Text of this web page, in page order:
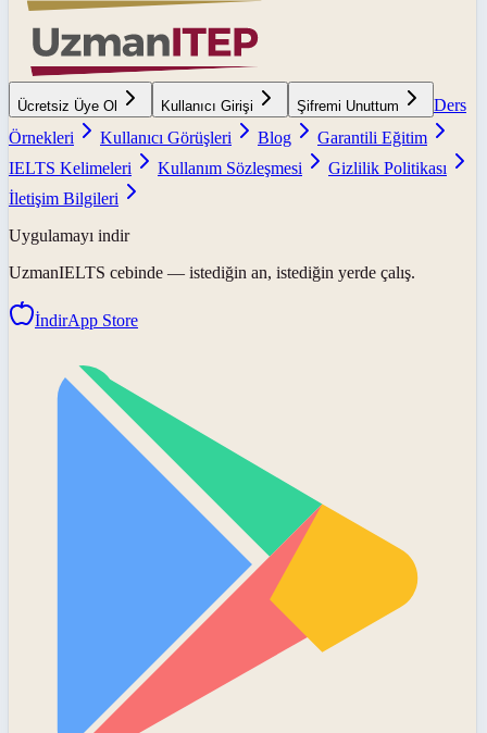
Ücretsiz Üye Ol Kullanıcı Girişi Şifremi Unuttum
Ders
Örnekleri
Kullanıcı Görüşleri Blog
Garantili Eğitim
IELTS Kelimeleri
Kullanım Sözleşmesi
Gizlilik Politikası
İletişim Bilgileri
Uygulamayı indir
UzmanIELTS cebinde — istediğin an, istediğin yerde çalış.
İndirApp Store